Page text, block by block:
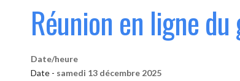
Réunion en ligne
Date/heure
Date - samedi 13 décembre 2025